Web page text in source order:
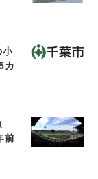
小
カ
前